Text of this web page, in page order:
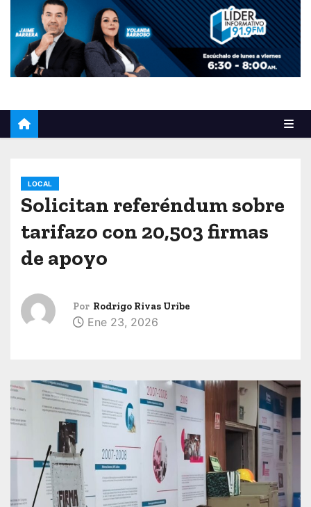
LOCAL
Solicitan referéndum sobre
tarifazo con 20,503 firmas
de apoyo
Por Rodrigo Rivas Uribe
Ene 23, 2026